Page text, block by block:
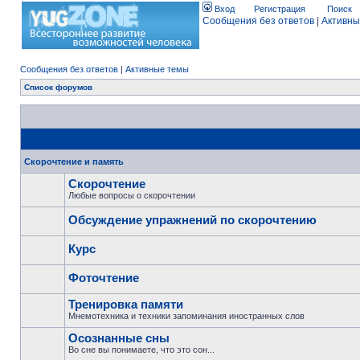
Вход Регистрация Поиск
Сообщения без ответов
Сообщения без ответов | Активные темы
Список форумов
Скорочтение и память
Скорочтение
Любые вопросы о скорочтении
Обсуждение упражнений по скорочтению
Курс
Фоточтение
Тренировка памяти
Мнемотехника и техники запоминания иностранных слов
Осознанные сны
Во сне вы понимаете, что это сон...